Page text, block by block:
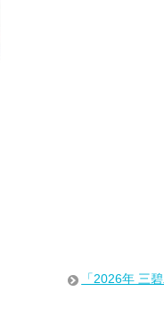
「2026年 三